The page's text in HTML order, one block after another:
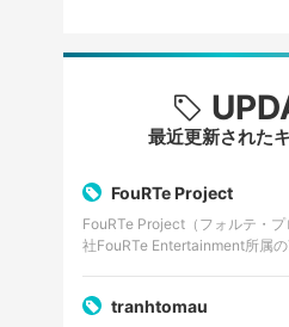
最近更新された
FouRTe Project
FouRTe Project（フォルテ・
社FouRTe Entertainment所属
tranhtomau